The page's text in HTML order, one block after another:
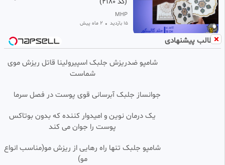
MHP
15 بازدید • 2 ماه پیش
HD
قرآن رقعی چرم بدون ترجمه (کد
۲۱۹۱)
MHP
قرآن وزیری عطری جعبه دار سفید
پلاکدار با رویداد (کد ۲۱۸۲)
MHP
99 بازدید •
چرم (کد ۲۱۶۴)
مطالب پیشنهادی
شامپو ضدریزش جلبک اسپیرولینا قاتل ریزش موی
شماست
جوانساز جلبک آبرسانی قوی پوست در فصل سرما
یک درمان نوین و امیدوار کننده که بدون بوتاکس
پوست را جوان می کند
شامپو جلبک تنها راه رهایی از ریزش مو(مناسب انواع
مو)